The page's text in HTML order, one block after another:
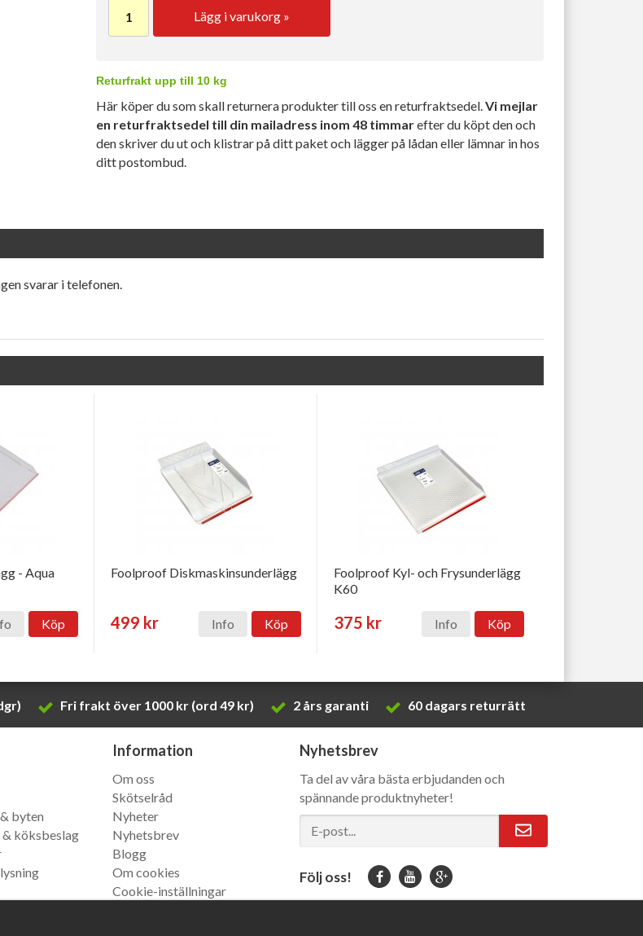
Lägg i varukorg »
Returfrakt upp till 10 kg
Här köper du som skall returnera produkter till oss en returfraktsedel.Vi mejlar
en returfraktsedel till din mailadress inom 48 timmarefter du köpt den och
den skriver du ut och klistrar på ditt paket och lägger på lådan eller lämnar in hos
ditt postombud.
svarar i telefonen.
- Aqua
Köp
Foolproof Diskmaskinsunderlägg
499 kr Info Köp
Foolproof Kyl- och Frysunderlägg
K60
375 kr Info Köp
Fri frakt över 1000 kr (ord 49 kr) 2 års garanti 60 dagars returrätt
byten
köksbeslag
Information
Om oss
Skötselråd
Nyheter
Nyhetsbrev
Blogg
Om cookies
Cookie-inställningar
Nyhetsbrev
Ta del av våra bästa erbjudanden och
spännande produktnyheter!
Följ oss!